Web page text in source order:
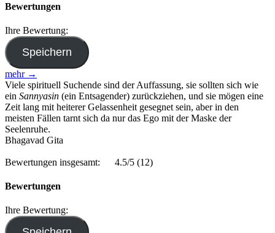
Bewertungen
Ihre Bewertung:
mehr →
Viele spirituell Suchende sind der Auffassung, sie sollten sich wie
ein Sannyasin (ein Entsagender) zurückziehen, und sie mögen eine
Zeit lang mit heiterer Gelassenheit gesegnet sein, aber in den
meisten Fällen tarnt sich da nur das Ego mit der Maske der
Seelenruhe.
Bhagavad Gita
Bewertungen insgesamt: 4.5/5 (12)
Bewertungen
Ihre Bewertung: